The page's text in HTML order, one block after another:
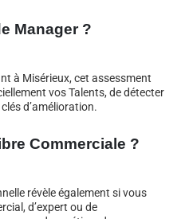
Manager ?
à Misérieux, cet assessment
vos Talents, de détecter
d’amélioration.
Commerciale ?
révèle également si vous
d’expert ou de